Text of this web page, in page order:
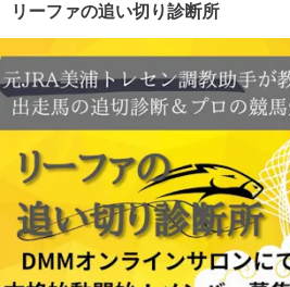
リーファの追い切り診断所